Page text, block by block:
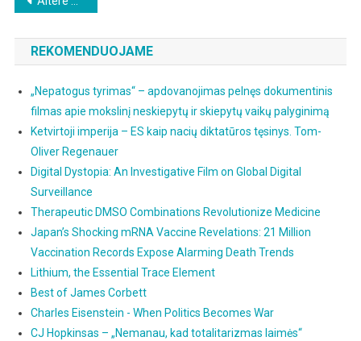
REKOMENDUOJAME
„Nepatogus tyrimas“ – apdovanojimas pelnęs dokumentinis
filmas apie mokslinį neskiepytų ir skiepytų vaikų palyginimą
Ketvirtoji imperija – ES kaip nacių diktatūros tęsinys. Tom-
Oliver Regenauer
Digital Dystopia: An Investigative Film on Global Digital
Surveillance
Therapeutic DMSO Combinations Revolutionize Medicine
Japan’s Shocking mRNA Vaccine Revelations: 21 Million
Vaccination Records Expose Alarming Death Trends
Lithium, the Essential Trace Element
Best of James Corbett
Charles Eisenstein - When Politics Becomes War
CJ Hopkinsas – „Nemanau, kad totalitarizmas laimės“